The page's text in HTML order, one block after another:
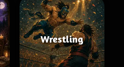
Wrestling